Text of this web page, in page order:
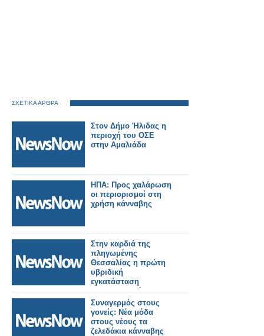
ΣΧΕΤΙΚΑ ΑΡΘΡΑ
Στον Δήμο Ήλιδας η
περιοχή του ΟΣΕ
στην Αμαλιάδα
ΗΠΑ: Προς χαλάρωση
οι περιορισμοί στη
χρήση κάνναβης
Στην καρδιά της
πληγωμένης
Θεσσαλίας η πρώτη
υβριδική
εγκατάσταση
φαρμακευτικής
κάνναβης στην
Ευρώπη
Συναγερμός στους
γονείς: Νέα μόδα
στους νέους τα
ζελεδάκια κάνναβης